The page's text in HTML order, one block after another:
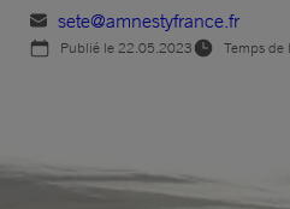
sete@amnestyfrance.fr
Publié le22.05.2023 Temps de